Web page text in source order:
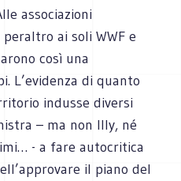
associazioni
ai soli WWF e
così una
L’evidenza di quanto
indusse diversi
– ma non Illy, né
- a fare autocritica
il piano del